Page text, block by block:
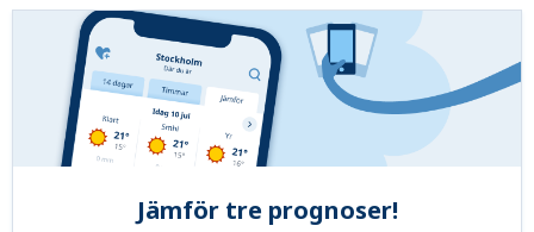
Jämför tre prognoser!